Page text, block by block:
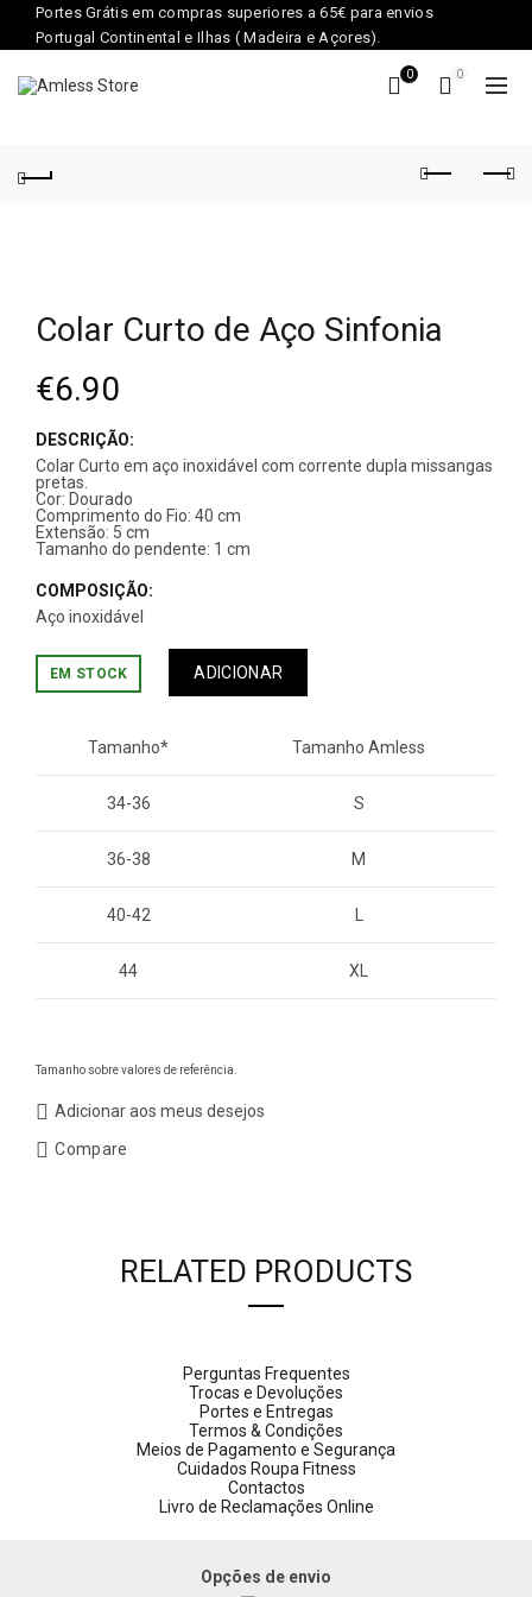
Portes Grátis em compras superiores a 65€ para envios
Portugal Continental e Ilhas ( Madeira e Açores).
0 0
Colar Curto de Aço Sinfonia
€6.90
DESCRIÇÃO:
Colar Curto em aço inoxidável com corrente dupla missangas
pretas.
Cor: Dourado
Comprimento do Fio: 40 cm
Extensão: 5 cm
Tamanho do pendente: 1 cm
COMPOSIÇÃO:
Aço inoxidável
EM STOCK ADICIONAR
Tamanho* Tamanho Amless
34-36 S
36-38 M
40-42
44 XL
Tamanho sobre valores de referência.
Adicionar aos meus desejos
Compare
RELATED PRODUCTS
Perguntas Frequentes
Trocas e Devoluções
Portes e Entregas
Termos & Condições
Meios de Pagamento e Segurança
Cuidados Roupa Fitness
Contactos
Livro de Reclamações Online
Opções de envio